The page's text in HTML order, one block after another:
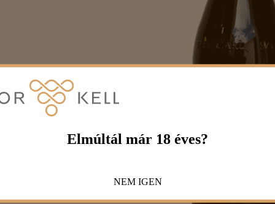
Elmúltál már 18 éves?
NEM IGEN